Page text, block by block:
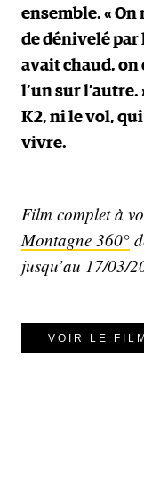
ensemble. « On
de dénivelé par
avait chaud,
l’un sur l’autre.
K2, ni le vol,
vivre.
Film complet à
Montagne 360°
jusqu’au 17/03/
VOIR LE